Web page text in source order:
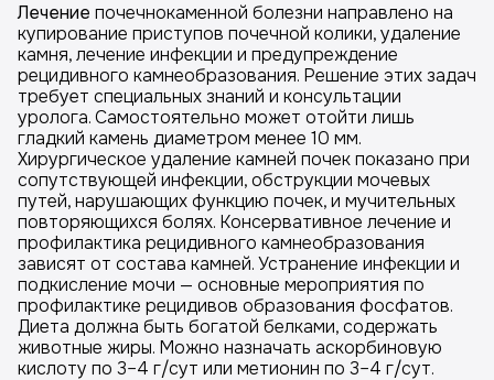
Лечение почечнокаменной болезни направлено на
купирование приступов почечной колики, удаление
камня, лечение инфекции и предупреждение
рецидивного камнеобразования. Решение этих задач
требует специальных знаний и консультации
уролога. Самостоятельно может отойти лишь
гладкий камень диаметром менее 10 мм.
Хирургическое удаление камней почек показано при
сопутствующей инфекции, обструкции мочевых
путей, нарушающих функцию почек, и мучительных
повторяющихся болях. Консервативное лечение и
профилактика рецидивного камнеобразования
зависят от состава камней. Устранение инфекции и
подкисление мочи — основные мероприятия по
профилактике рецидивов образования фосфатов.
Диета должна быть богатой белками, содержать
животные жиры. Можно назначать аскорбиновую
кислоту по 3–4 г/сут или метионин по 3–4 г/сут.